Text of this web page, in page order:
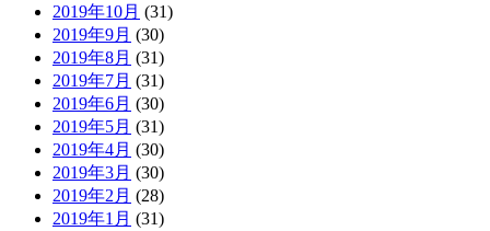
2019年10月 (31)
2019年9月 (30)
2019年8月 (31)
2019年7月 (31)
2019年6月 (30)
2019年5月 (31)
2019年4月 (30)
2019年3月 (30)
2019年2月 (28)
2019年1月 (31)